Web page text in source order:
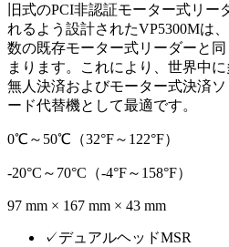
旧式のPCI非認証モーター式リー
れるよう設計されたVP5300Mは
数の既存モーター式リーダーと
まります。これにより、世界中
無人決済およびモーター式決済
ード代替機として最適です。
0℃～50℃（32°F～122°F）
-20°C～70°C（-4°F～158°F）
97 mm × 167 mm × 43 mm
✓デュアルヘッドMSR